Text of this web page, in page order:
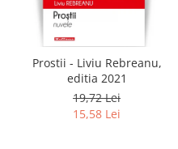
Prostii - Liviu Rebreanu,
editia 2021
19,72 Lei
15,58 Lei